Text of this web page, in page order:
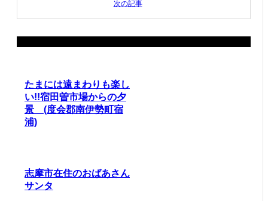
次の記事
たまには遠まわりも楽し
い!!宿田曽市場からの夕
景 (度会郡南伊勢町宿
浦)
志摩市在住のおばあさん
サンタ